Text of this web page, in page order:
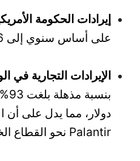
إيرادات الحكومة
على أساس سنوي إلى 426 مليون دولار.
الإيرادات التجارية في
دولار، مما يدل على أن
Palantir نحو القطاع الخاص يؤتي ثماره.